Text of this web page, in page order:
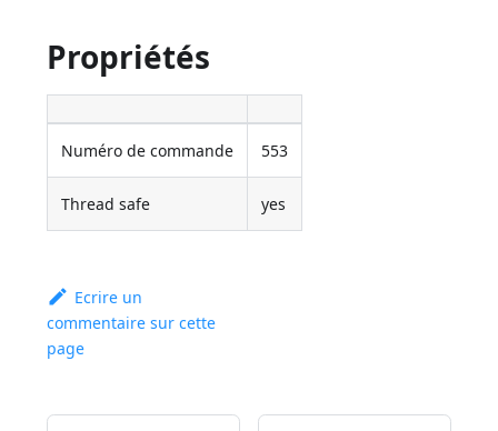
Propriétés
Numéro de commande 553
Thread safe yes
Ecrire un
commentaire sur cette
page